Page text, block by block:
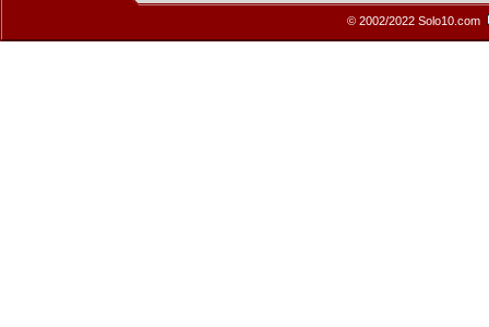
© 2002/2022 Solo10.com